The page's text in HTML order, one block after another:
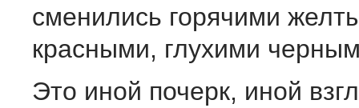
сменились горячими
красными, глухими
Это иной почерк, иной